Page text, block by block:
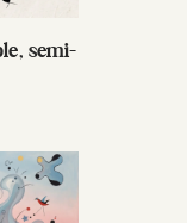
semi-